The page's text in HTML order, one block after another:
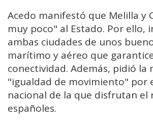
Acedo manifestó que Melilla y
muy poco" al Estado. Por ello,
ambas ciudades de unos
marítimo y aéreo que
conectividad. Además, pidió la
"igualdad de movimiento" por
nacional de la que disfrutan el
españoles.